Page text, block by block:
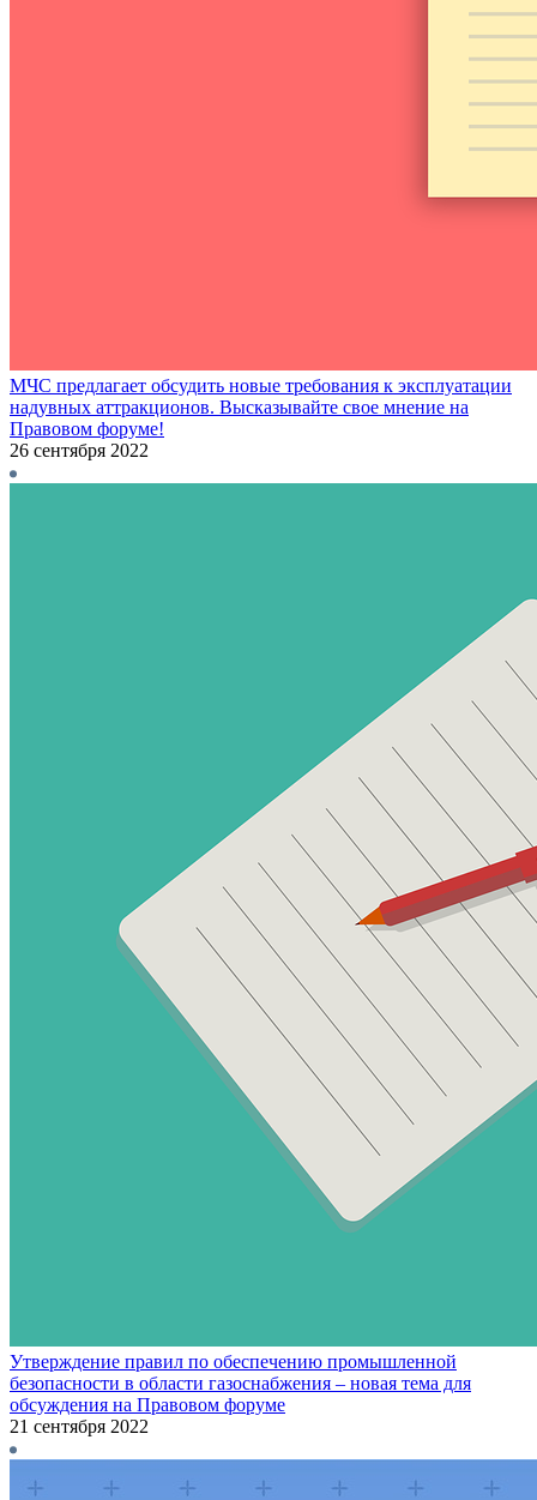
МЧС предлагает обсудить новые требования к эксплуатации
надувных аттракционов. Высказывайте свое мнение на
Правовом форуме!
26 сентября 2022
Утверждение правил по обеспечению промышленной
безопасности в области газоснабжения – новая тема для
обсуждения на Правовом форуме
21 сентября 2022